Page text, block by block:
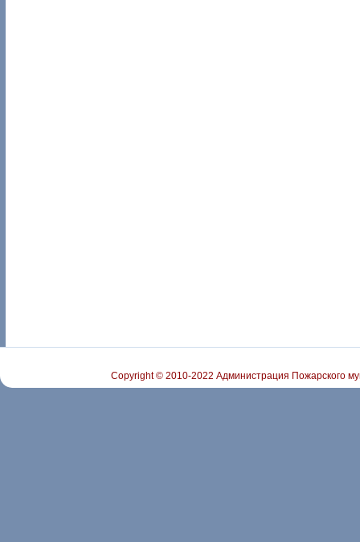
Copyright © 2010-2022 Администрация Пожарского